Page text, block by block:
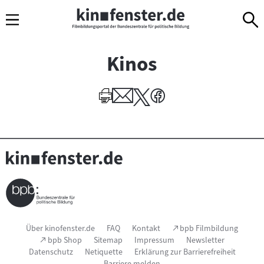
Navigation
zum
zur
Kinos
Seitenfußnavigation
Über kinofenster.de FAQ Kontakt (Link
öffnet
im
neuen
bpb Filmbildung
(Link
öffnet
im
bpb Shop Sitemap Impressum
Newsletter
Datenschutz
Netiquette
Erklärung zur Barrierefreiheit